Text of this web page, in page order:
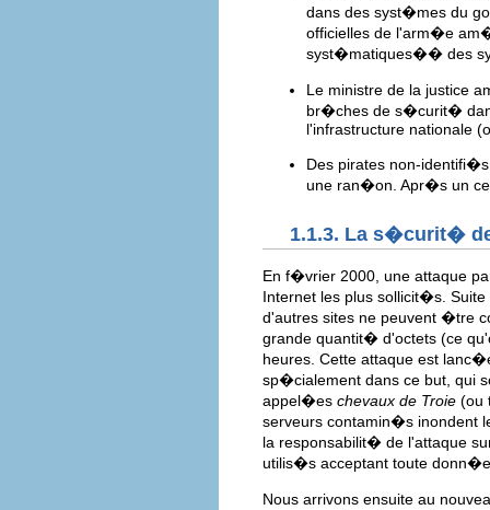
dans des syst�mes du
officielles de l'arm�e
syst�matiques�� des
Le ministre de la justice
br�ches de s�curit�
l'infrastructure nationale
Des pirates non-
une ran�on. Apr�s un
1.1.3. La s�curit�
En f�vrier 2000, une attaque
Internet les plus sollicit�s.
d'autres sites ne peuvent �tre
grande quantit� d'octets (ce
heures. Cette attaque est
sp�cialement dans ce but, qui
appel�es chevaux de Troie (ou
serveurs contamin�s inondent
la responsabilit� de l'attaque
utilis�s acceptant toute
Nous arrivons ensuite au